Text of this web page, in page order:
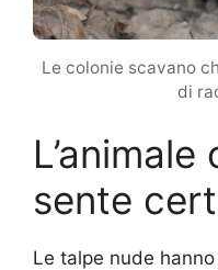
Le colonie scavano
di
sente
Le talpe nude